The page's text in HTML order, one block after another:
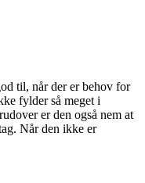
til, når der er behov for
fylder så meget i
er den også nem at
Når den ikke er